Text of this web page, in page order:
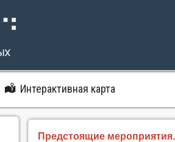
Интерактивная карта
Предстоящие